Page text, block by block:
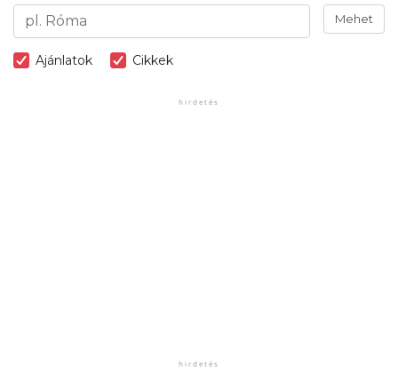
Mehet
Ajánlatok Cikkek